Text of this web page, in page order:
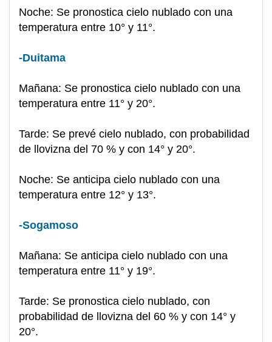
Noche: Se pronostica cielo nublado con una
temperatura entre 10° y 11°.
-Duitama
Mañana: Se pronostica cielo nublado con una
temperatura entre 11° y 20°.
Tarde: Se prevé cielo nublado, con probabilidad
de llovizna del 70 % y con 14° y 20°.
Noche: Se anticipa cielo nublado con una
temperatura entre 12° y 13°.
-Sogamoso
Mañana: Se anticipa cielo nublado con una
temperatura entre 11° y 19°.
Tarde: Se pronostica cielo nublado, con
probabilidad de llovizna del 60 % y con 14° y
20°.